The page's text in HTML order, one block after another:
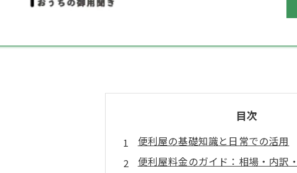
目次
便利屋の基礎知識と日常での活用
便利屋料金のガイド：相場・内訳